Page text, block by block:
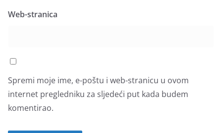
Web-stranica
Spremi moje ime, e-poštu i web-stranicu u ovom
internet pregledniku za sljedeći put kada budem
komentirao.